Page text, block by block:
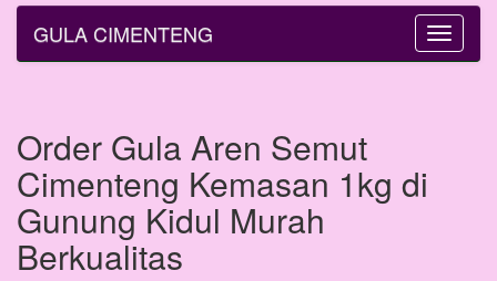
Toggle
GULA CIMENTENG
Order Gula Aren Semut
Cimenteng Kemasan 1kg di
Gunung Kidul Murah
Berkualitas